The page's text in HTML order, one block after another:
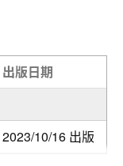
限於PC電腦觀
畫質)
約2.5小時(以實際
贈書，以實際標
出版日期
2023/10/16 出版